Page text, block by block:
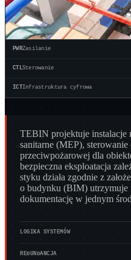
PWRZasilanie
CTLSterowanie
ICT Infrastruktura cyfrowa
TEBIN projektuje instalacje
sanitarne (MEP),
przeciwpożarowej dla
bezpieczna eksploatacja
styku działa zgodnie z
o budynku (BIM) utrzymuje
dokumentację w jednym
LOGIKA SYSTEMÓW
REDUNDANCJA